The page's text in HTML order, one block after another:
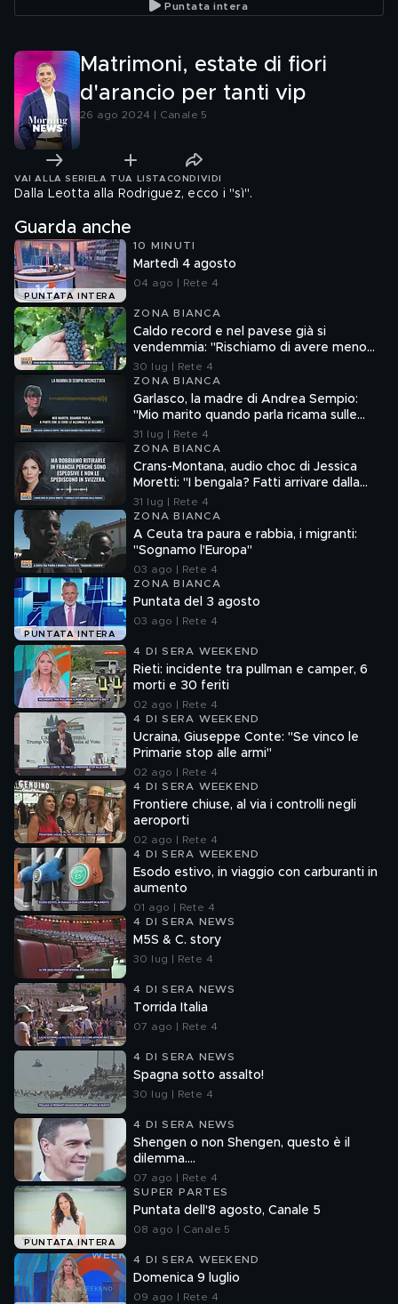
Puntata intera
Matrimoni, estate di fiori
d'arancio per tanti vip
26 ago 2024 | Canale 5
VAI ALLA SERIE LA TUA LISTA CONDIVIDI
Dalla Leotta alla Rodriguez, ecco i "sì".
Guarda anche
PUNTATA INTERA
10 MINUTI
Martedì 4 agosto
04 ago | Rete 4
ZONA BIANCA
Caldo record e nel pavese già si
vendemmia: "Rischiamo di avere meno
vino"
30 lug | Rete 4
ZONA BIANCA
Garlasco, la madre di Andrea Sempio:
"Mio marito quando parla ricama sulle
cose"
31 lug | Rete 4
ZONA BIANCA
Crans-Montana, audio choc di Jessica
Moretti: "I bengala? Fatti arrivare dalla
Francia"
31 lug | Rete 4
ZONA BIANCA
A Ceuta tra paura e rabbia, i migranti:
"Sognamo l'Europa"
03 ago | Rete 4
PUNTATA INTERA
ZONA BIANCA
Puntata del 3 agosto
03 ago | Rete 4
4 DI SERA WEEKEND
Rieti: incidente tra pullman e camper, 6
morti e 30 feriti
02 ago | Rete 4
4 DI SERA WEEKEND
Ucraina, Giuseppe Conte: "Se vinco le
Primarie stop alle armi"
02 ago | Rete 4
4 DI SERA WEEKEND
Frontiere chiuse, al via i controlli negli
aeroporti
02 ago | Rete 4
4 DI SERA WEEKEND
Esodo estivo, in viaggio con carburanti in
aumento
01 ago | Rete 4
4 DI SERA NEWS
M5S & C. story
30 lug | Rete 4
4 DI SERA NEWS
Torrida Italia
07 ago | Rete 4
4 DI SERA NEWS
Spagna sotto assalto!
30 lug | Rete 4
4 DI SERA NEWS
Shengen o non Shengen, questo è il
dilemma....
07 ago | Rete 4
PUNTATA INTERA
SUPER PARTES
Puntata dell'8 agosto, Canale 5
08 ago | Canale 5
4 DI SERA WEEKEND
Domenica 9 luglio
09 ago | Rete 4